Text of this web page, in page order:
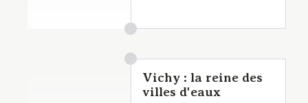
Vichy : la reine des
villes d'eaux